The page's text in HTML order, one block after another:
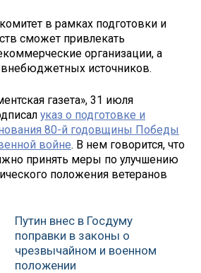
в рамках подготовки и
сможет привлекать
организации, а
источников.
газета», 31 июля
указ о подготовке и
80-й годовщины Победы
войне. В нем говорится, что
принять меры по улучшению
положения ветеранов
Путин внес в Госдуму
поправки в законы о
чрезвычайном и военном
положении